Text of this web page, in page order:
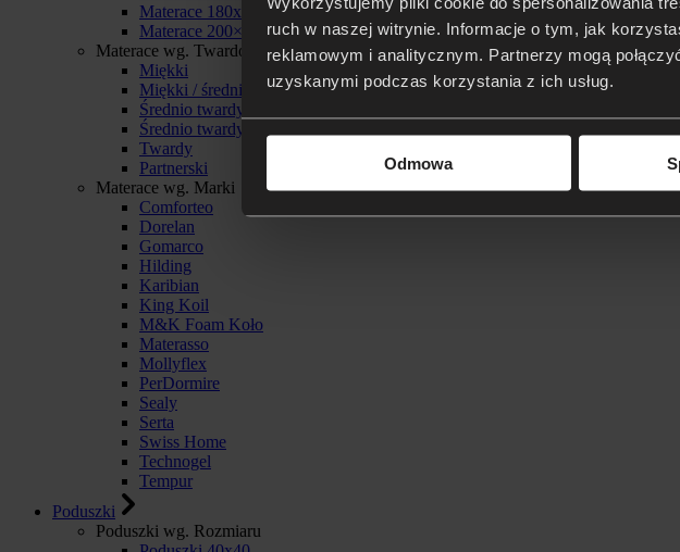
ruch w naszej witrynie. Informacje o tym, jak
reklamowym i analitycznym. Partnerzy mogą
uzyskanymi podczas korzystania z ich usług.
Odmowa
Materace 180x200
Materace 200×200
Materace wg. Twardości
Miękki
Miękki / średnio twardy
Średnio twardy
Średnio twardy / twardy
Twardy
Partnerski
Materace wg. Marki
Comforteo
Dorelan
Gomarco
Hilding
Karibian
King Koil
M&K Foam Koło
Materasso
Mollyflex
PerDormire
Sealy
Serta
Swiss Home
Technogel
Tempur
Poduszki
Poduszki wg. Rozmiaru